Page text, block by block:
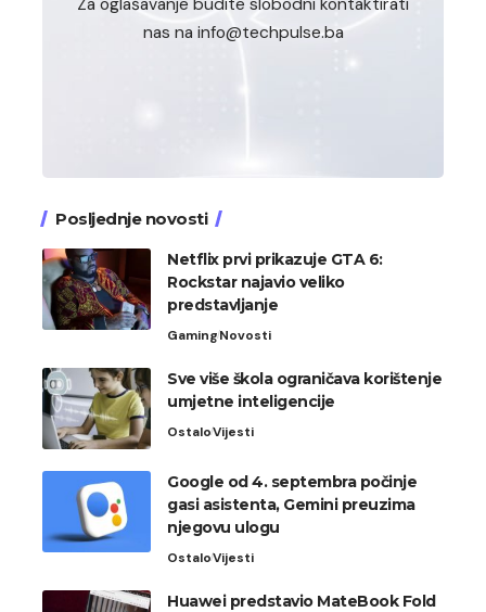
nas na info@techpulse.ba
Posljednje novosti
Netflix prvi prikazuje GTA 6:
Rockstar najavio veliko
predstavljanje
GamingNovosti
Sve više škola ograničava korištenje
umjetne inteligencije
OstaloVijesti
Google od 4. septembra počinje
gasi asistenta, Gemini preuzima
njegovu ulogu
OstaloVijesti
Huawei predstavio MateBook Fold